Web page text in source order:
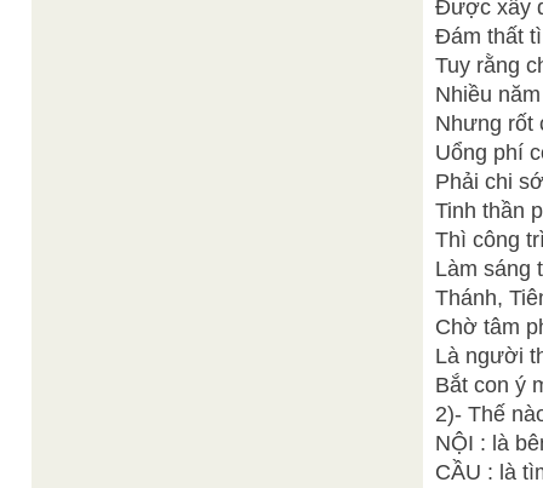
Được xây
Đám thất
Tuy rằng
Nhiều
Nhưng rốt
Uổng phí
Phải chi
Tinh thần
Thì công
Làm sáng
Thánh,
Chờ tâm
Là người
Bắt con ý
2)- Thế
NỘI : là
CẦU : là